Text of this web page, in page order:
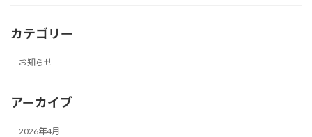
カテゴリー
お知らせ
アーカイブ
2026年4月